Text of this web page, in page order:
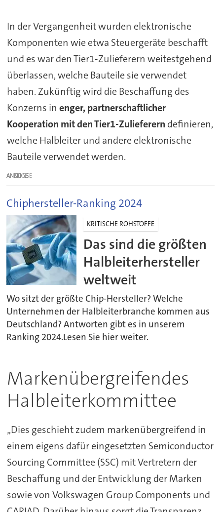
In der Vergangenheit wurden elektronische
Komponenten wie etwa Steuergeräte beschafft
und es war den Tier1-Zulieferern weitestgehend
überlassen, welche Bauteile sie verwendet
haben. Zukünftig wird die Beschaffung des
Konzerns in enger, partnerschaftlicher
Kooperation mit den Tier1-Zulieferern definieren,
welche Halbleiter und andere elektronische
Bauteile verwendet werden.
ANZEIGE
Chiphersteller-Ranking 2024
KRITISCHE ROHSTOFFE
Das sind die größten
Halbleiterhersteller
weltweit
Wo sitzt der größte Chip-Hersteller? Welche
Unternehmen der Halbleiterbranche kommen aus
Deutschland? Antworten gibt es in unserem
Ranking 2024.Lesen Sie hier weiter.
Markenübergreifendes
Halbleiterkommittee
„Dies geschieht zudem markenübergreifend in
einem eigens dafür eingesetzten Semiconductor
Sourcing Committee (SSC) mit Vertretern der
Beschaffung und der Entwicklung der Marken
sowie von Volkswagen Group Components und